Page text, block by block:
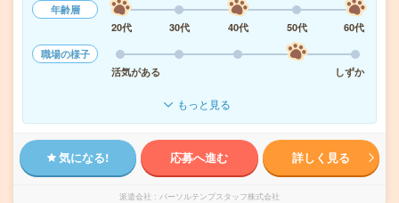
年齢層
20代
30代 40代 50代
60代
職場の様子
活気がある
しずか
もっと見る
気になる! 応募へ進む 詳しく見る
派遣会社 パーソルテンプスタッフ株式会社